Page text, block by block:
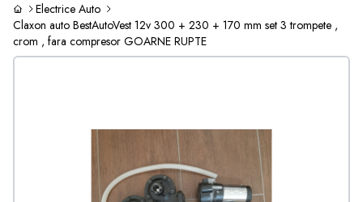
Electrice Auto
Claxon auto BestAutoVest 12v 300 + 230 + 170 mm set 3 trompete ,
crom , fara compresor GOARNE RUPTE